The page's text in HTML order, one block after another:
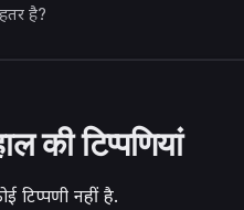
है?
की टिप्पणियां
टिप्पणी नहीं है.